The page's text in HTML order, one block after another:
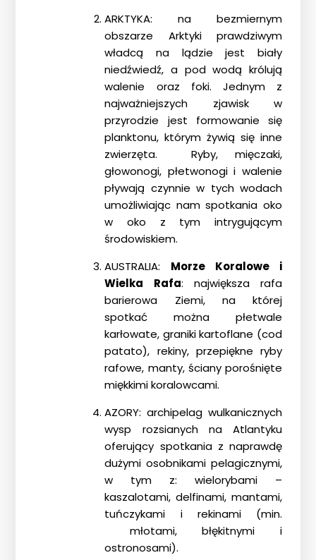
ARKTYKA: na bezmiernym
obszarze Arktyki prawdziwym
władcą na lądzie jest biały
niedźwiedź, a pod wodą królują
walenie oraz foki. Jednym z
najważniejszych zjawisk w
przyrodzie jest formowanie się
planktonu, którym żywią się inne
zwierzęta. Ryby, mięczaki,
głowonogi, płetwonogi i walenie
pływają czynnie w tych wodach
umożliwiając nam spotkania oko
w oko z tym intrygującym
środowiskiem.
AUSTRALIA: Morze Koralowe i
Wielka Rafa: największa rafa
barierowa Ziemi, na której
spotkać można płetwale
karłowate, graniki kartoflane (cod
patato), rekiny, przepiękne ryby
rafowe, manty, ściany porośnięte
miękkimi koralowcami.
AZORY: archipelag wulkanicznych
wysp rozsianych na Atlantyku
oferujący spotkania z naprawdę
dużymi osobnikami pelagicznymi,
w tym z: wielorybami –
kaszalotami, delfinami, mantami,
tuńczykami i rekinami (min.
młotami, błękitnymi i
ostronosami).